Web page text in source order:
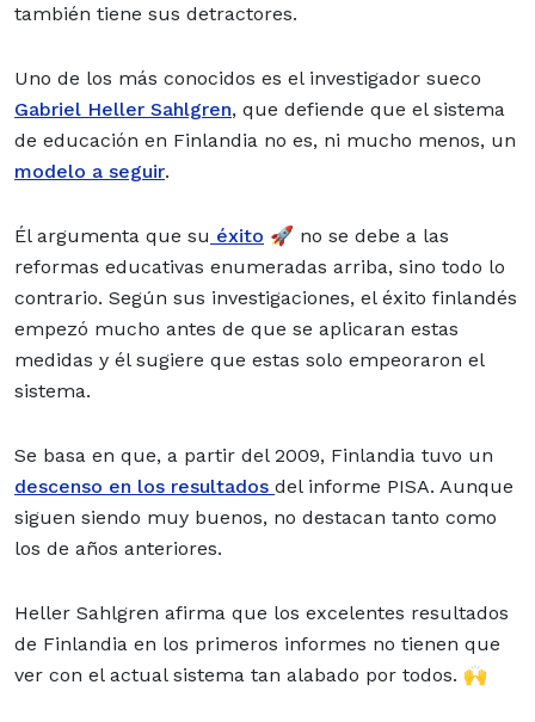
también tiene sus detractores.
Uno de los más conocidos es el investigador sueco
Gabriel Heller Sahlgren, que defiende que el sistema
de educación en Finlandia no es, ni mucho menos, un
modelo a seguir.
Él argumenta que su éxito 🚀 no se debe a las
reformas educativas enumeradas arriba, sino todo lo
contrario. Según sus investigaciones, el éxito finlandés
empezó mucho antes de que se aplicaran estas
medidas y él sugiere que estas solo empeoraron el
sistema.
Se basa en que, a partir del 2009, Finlandia tuvo un
descenso en los resultados del informe PISA. Aunque
siguen siendo muy buenos, no destacan tanto como
los de años anteriores.
Heller Sahlgren afirma que los excelentes resultados
de Finlandia en los primeros informes no tienen que
ver con el actual sistema tan alabado por todos. 🙌